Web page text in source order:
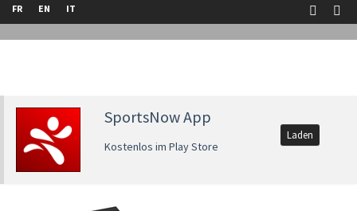
FR EN IT
SportsNow App
Kostenlos im Play Store
Laden